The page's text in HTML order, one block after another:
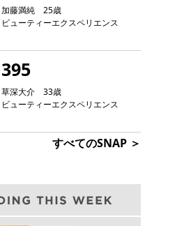
加藤満純 25歳
ビューティーエクスペリエンス
395
草深大介 33歳
ビューティーエクスペリエンス
すべてのSNAP ＞